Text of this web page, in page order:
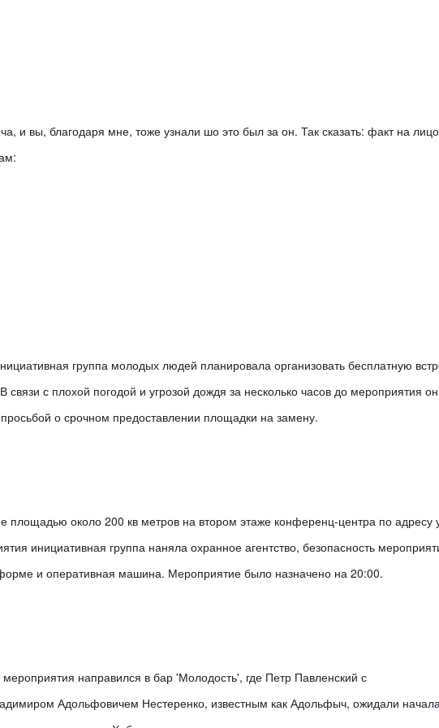
и вы, благодаря мне, тоже узнали шо это был за он. Так сказать: факт на
группа молодых людей планировала организовать бесплатную
с плохой погодой и угрозой дождя за несколько часов до мероприятия
о срочном предоставлении площадки на замену.
около 200 кв метров на втором этаже конференц-центра по адресу
инициативная группа наняла охранное агентство, безопасность
и оперативная машина. Мероприятие было назначено на 20:00.
направился в бар 'Молодость', где Петр Павленский с
Адольфовичем Нестеренко, известным как Адольфыч, ожидали